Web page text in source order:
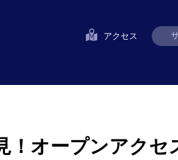
アクセス
！オープンアク